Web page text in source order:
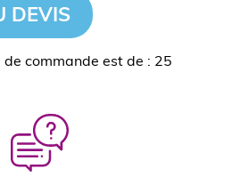
DEVIS
commande est de : 25